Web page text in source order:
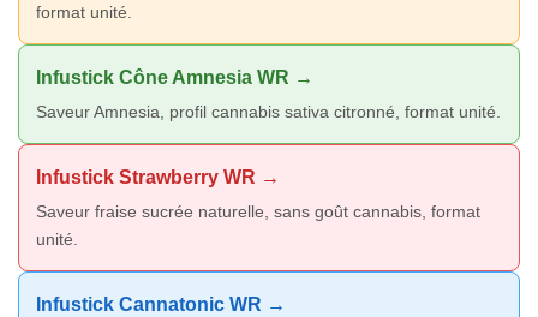
format unité.
Infustick Cône Amnesia WR →
Saveur Amnesia, profil cannabis sativa citronné, format unité.
Infustick Strawberry WR →
Saveur fraise sucrée naturelle, sans goût cannabis, format
unité.
Infustick Cannatonic WR →